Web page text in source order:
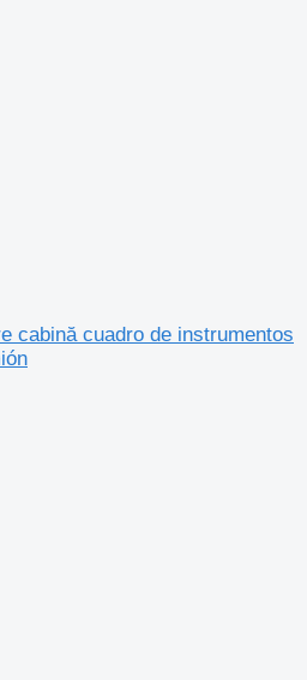
cabină cuadro de instrumentos